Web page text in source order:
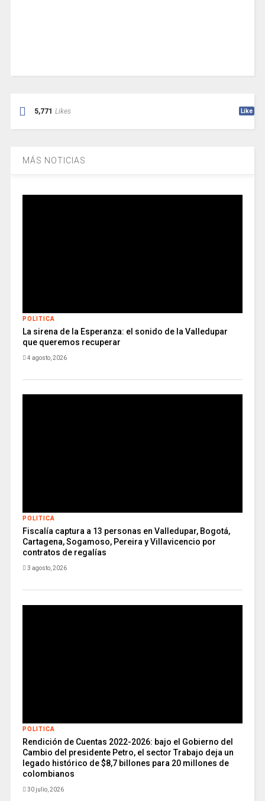
5,771 Likes Like
MÁS NOTICIAS
POLITICA
La sirena de la Esperanza: el sonido de la Valledupar
que queremos recuperar
4 agosto, 2026
POLITICA
Fiscalía captura a 13 personas en Valledupar, Bogotá,
Cartagena, Sogamoso, Pereira y Villavicencio por
contratos de regalías
3 agosto, 2026
POLITICA
Rendición de Cuentas 2022-2026: bajo el Gobierno del
Cambio del presidente Petro, el sector Trabajo deja un
legado histórico de $8,7 billones para 20 millones de
colombianos
30 julio, 2026